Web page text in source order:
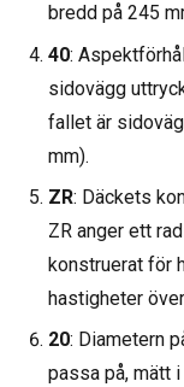
bredd på 245
40:
sidovägg
fallet är
mm).
ZR: Däckets
ZR anger ett
konstruerat för
hastigheter
20: Diametern
passa på, mätt